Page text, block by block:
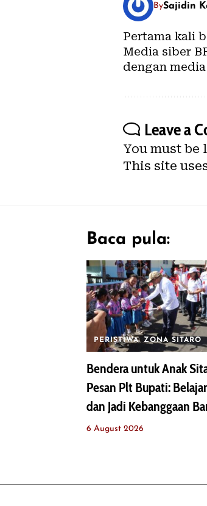
BySajidin
Pertama kali
Media siber
dengan
Leave a
You must be
This site
Baca pula:
PERISTIWA ZONA SITARO
Bendera untuk Anak
Pesan Plt Bupati:
dan Jadi Kebanggaan
6 August 2026